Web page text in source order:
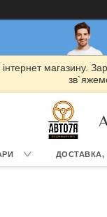
магазину.
ДОСТАВКА,